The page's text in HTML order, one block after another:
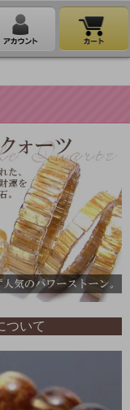
ついて